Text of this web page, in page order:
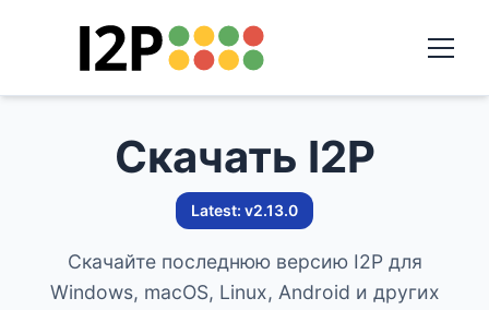
Скачать I2P
Latest: v2.13.0
Скачайте последнюю версию I2P для
Windows, macOS, Linux, Android и других